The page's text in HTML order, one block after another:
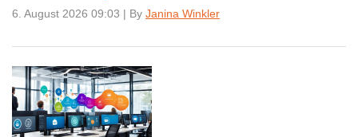
6. August 2026 09:03 | By Janina Winkler